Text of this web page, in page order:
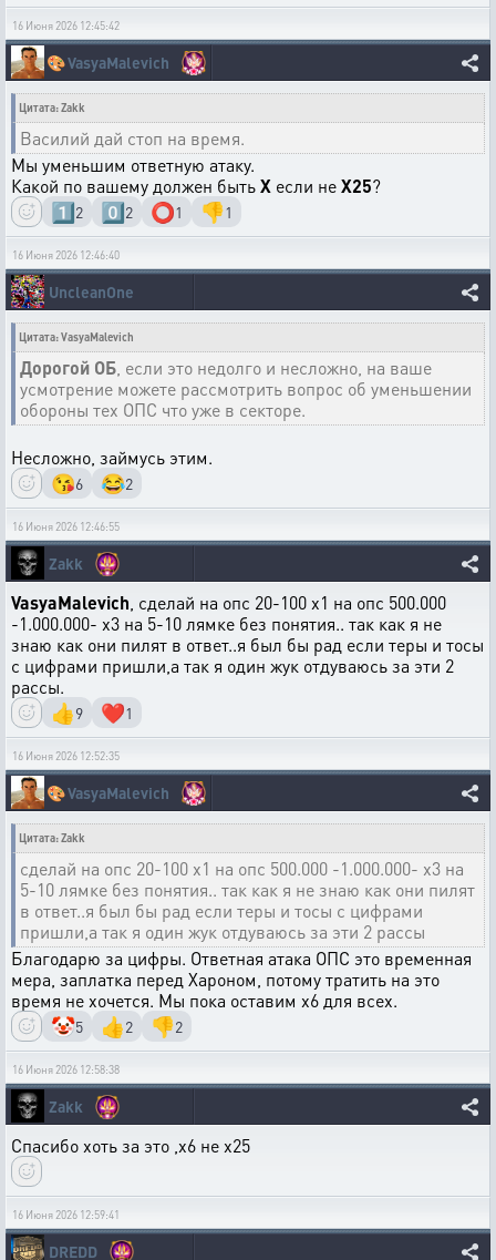
16 Июня 2026 12:45:42
🎨VasyaMalevich
Цитата: Zakk
Василий дай стоп на время.
Мы уменьшим ответную атаку.
Какой по вашему должен бытьХ если неХ25?
1️⃣2 0️⃣2 ⭕1 👎1
16 Июня 2026 12:46:40
UncleanOne
Цитата: VasyaMalevich
Дорогой ОБ , если это недолго и несложно, на ваше
усмотрение можете рассмотрить вопрос об уменьшении
обороны тех ОПС что уже в секторе.
Несложно, займусь этим.
😘6 😂2
16 Июня 2026 12:46:55
Zakk
VasyaMalevich , сделай на опс 20-100 х1 на опс 500.000
-1.000.000- х3 на 5-10 лямке без понятия.. так как я не
знаю как они пилят в ответ..я был бы рад если теры и тосы
с цифрами пришли,а так я один жук отдуваюсь за эти 2
рассы.
👍9 ❤️1
16 Июня 2026 12:52:35
🎨VasyaMalevich
Цитата: Zakk
сделай на опс 20-100 х1 на опс 500.000 -1.000.000- х3 на
5-10 лямке без понятия.. так как я не знаю как они пилят
в ответ..я был бы рад если теры и тосы с цифрами
пришли,а так я один жук отдуваюсь за эти 2 рассы
Благодарю за цифры. Ответная атака ОПС это временная
мера, заплатка перед Хароном, потому тратить на это
время не хочется. Мы пока оставим х6 для всех.
🤡5 👍2 👎2
16 Июня 2026 12:58:38
Zakk
Спасибо хоть за это ,х6 не х25
16 Июня 2026 12:59:41
DREDD